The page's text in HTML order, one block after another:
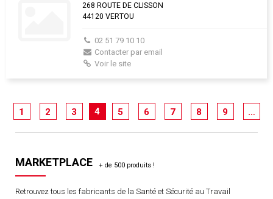
268 ROUTE DE CLISSON
44120 VERTOU
02 51 79 10 10
Contacter par email
Voir le site
1 2 3 4 5 6 7 8 9 …
MARKETPLACE
Retrouvez tous les fabricants de la Santé et Sécurité au Travail